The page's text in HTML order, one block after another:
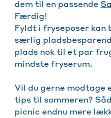
dem til en passende
Færdig!
Fyldt i fryseposer kan
særlig
plads nok til et par
mindste fryserum.
Vil du gerne modtage
tips til sommeren?
picnic endnu mere